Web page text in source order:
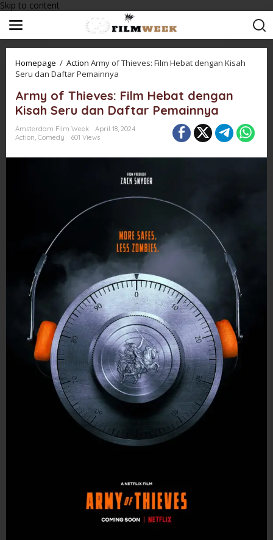
Skip to content
Homepage / Action Army of Thieves: Film Hebat dengan Kisah
Seru dan Daftar Pemainnya
Army of Thieves: Film Hebat dengan
Kisah Seru dan Daftar Pemainnya
Amsterdam Film Week
April 18, 2024
Action, Comedy 601 Views